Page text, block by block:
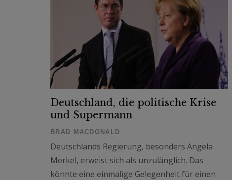
Deutschland, die politische Krise
und Supermann
BRAD MACDONALD
Deutschlands Regierung, besonders Angela
Merkel, erweist sich als unzulänglich. Das
könnte eine einmalige Gelegenheit für einen